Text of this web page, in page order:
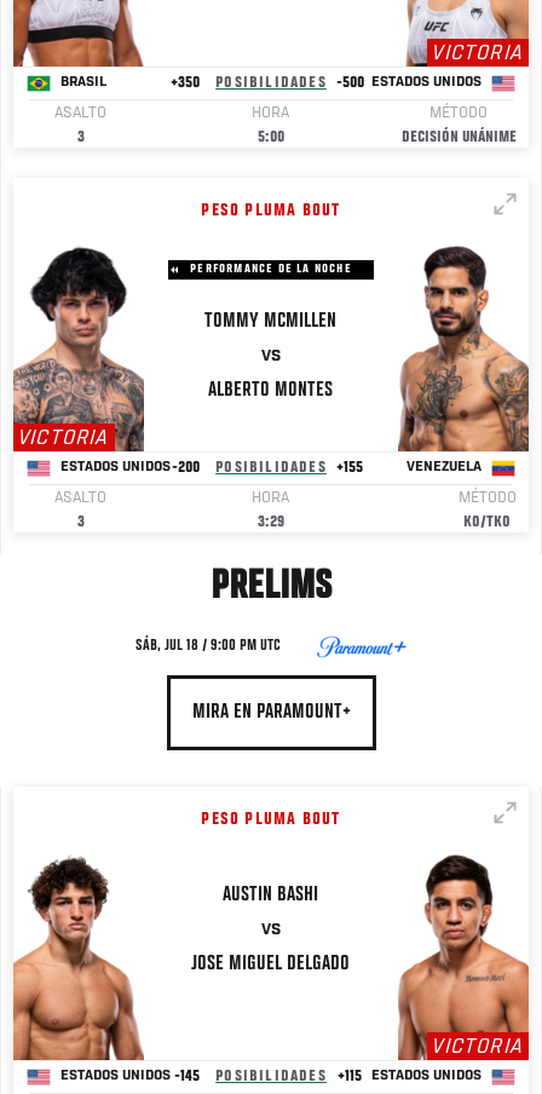
VICTORIA
BRASIL +350 POSIBILIDADES -500 ESTADOS UNIDOS
ASALTO
3
HORA
5:00
MÉTODO
DECISIÓN UNÁNIME
PESO PLUMA BOUT
VICTORIA
PERFORMANCE DE LA NOCHE
TOMMY MCMILLEN
VS
ALBERTO MONTES
ESTADOS UNIDOS-200 POSIBILIDADES +155 VENEZUELA
ASALTO
3
HORA
3:29
MÉTODO
KO/TKO
PRELIMS
SÁB, JUL 18 / 9:00 PM UTC
MIRA EN PARAMOUNT+
PESO PLUMA BOUT
AUSTIN BASHI
VS
JOSE MIGUEL DELGADO
VICTORIA
ESTADOS UNIDOS -145 POSIBILIDADES +115 ESTADOS UNIDOS